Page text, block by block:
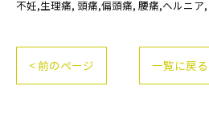
不妊,生理痛 頭痛,偏頭痛 腰痛,ヘルニア
< 前のページ 一覧に戻る